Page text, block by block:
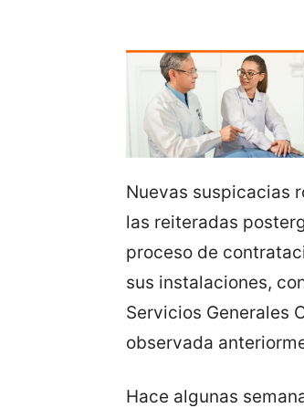
Nuevas suspicacias
las reiteradas
proceso de
sus instalaciones,
Servicios Generales
observada
Hace algunas